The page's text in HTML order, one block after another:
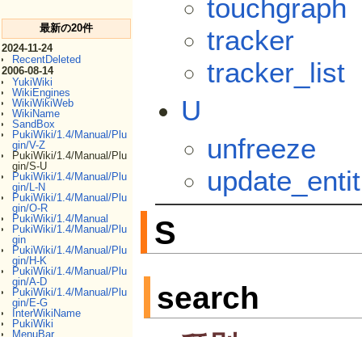
最新の20件
2024-11-24
RecentDeleted
2006-08-14
YukiWiki
WikiEngines
WikiWikiWeb
WikiName
SandBox
PukiWiki/1.4/Manual/Plu
gin/V-Z
PukiWiki/1.4/Manual/Plu
gin/S-U
PukiWiki/1.4/Manual/Plu
gin/L-N
PukiWiki/1.4/Manual/Plu
gin/O-R
PukiWiki/1.4/Manual
PukiWiki/1.4/Manual/Plu
gin
PukiWiki/1.4/Manual/Plu
gin/H-K
PukiWiki/1.4/Manual/Plu
gin/A-D
PukiWiki/1.4/Manual/Plu
gin/E-G
InterWikiName
PukiWiki
MenuBar
touchgraph
tracker
tracker_list
U
unfreeze
S
search